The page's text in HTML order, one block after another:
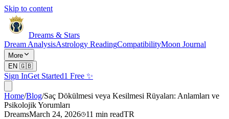
Skip to content
Dreams & Stars
Dream AnalysisAstrology ReadingCompatibilityMoon Journal
More
EN 🇬🇧
Sign InGet Started1 Free ✨
Home/Blog/Saç Dökülmesi veya Kesilmesi Rüyaları: Anlamları ve
Psikolojik Yorumları
DreamsMarch 24, 2026 11 min readTR